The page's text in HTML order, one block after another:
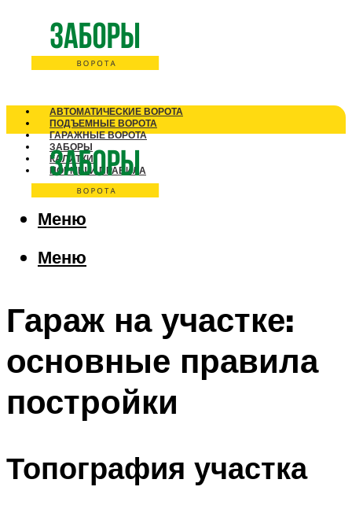
АВТОМАТИЧЕСКИЕ ВОРОТА
ПОДЪЕМНЫЕ ВОРОТА
ГАРАЖНЫЕ ВОРОТА
ЗАБОРЫ
КАЛИТКИ
НОРМЫ И ПРАВИЛА
Меню
Меню
Гараж на участке:
основные правила
постройки
Топография участка